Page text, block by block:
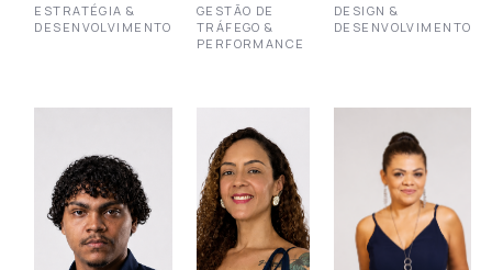
ESTRATÉGIA &
DESENVOLVIMENTO
GESTÃO DE
TRÁFEGO &
PERFORMANCE
DESIGN &
DESENVOLVIMENTO